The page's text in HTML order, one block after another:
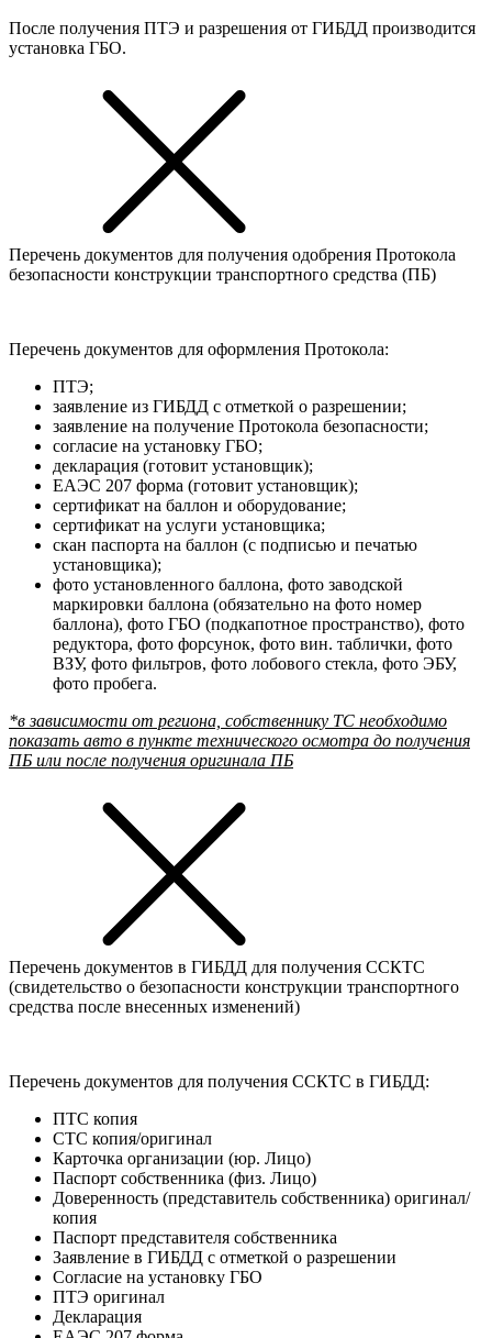
После получения ПТЭ и разрешения от ГИБДД производится
установка ГБО.
Перечень документов для получения одобрения Протокола
безопасности конструкции транспортного средства (ПБ)
Перечень документов для оформления Протокола:
ПТЭ;
заявление из ГИБДД с отметкой о разрешении;
заявление на получение Протокола безопасности;
согласие на установку ГБО;
декларация (готовит установщик);
ЕАЭС 207 форма (готовит установщик);
сертификат на баллон и оборудование;
сертификат на услуги установщика;
скан паспорта на баллон (с подписью и печатью
установщика);
фото установленного баллона, фото заводской
маркировки баллона (обязательно на фото номер
баллона), фото ГБО (подкапотное пространство), фото
редуктора, фото форсунок, фото вин. таблички, фото
ВЗУ, фото фильтров, фото лобового стекла, фото ЭБУ,
фото пробега.
*в зависимости от региона, собственнику ТС необходимо
показать авто в пункте технического осмотра до получения
ПБ или после получения оригинала ПБ
Перечень документов в ГИБДД для получения ССКТС
(свидетельство о безопасности конструкции транспортного
средства после внесенных изменений)
Перечень документов для получения ССКТС в ГИБДД:
ПТС копия
СТС копия/оригинал
Карточка организации (юр. Лицо)
Паспорт собственника (физ. Лицо)
Доверенность (представитель собственника) оригинал/
копия
Паспорт представителя собственника
Заявление в ГИБДД с отметкой о разрешении
Согласие на установку ГБО
ПТЭ оригинал
Декларация